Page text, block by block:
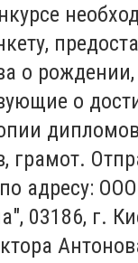
о
о
грамот.
адресу:
03186, г.